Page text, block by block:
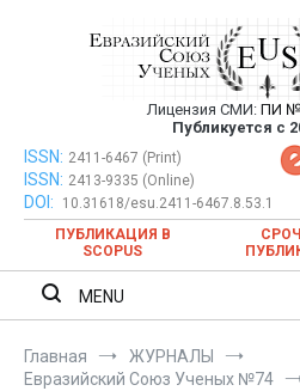
Евразийский
публикация
ежемесячном
Лицензия СМИ: ПИ №
Публикуется с
Евразийский Союз Ученых —
ежемесячном
ISSN: 2411-6467 (Print)
ISSN: 2413-9335 (Online)
DOI:
10.31618/esu.2411-6467.8.53.1
ПУБЛИКАЦИЯ В
SCOPUS
MENU
Главная
ЖУРНАЛЫ
Евразийский Союз Ученых №74